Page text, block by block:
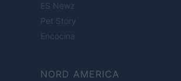
ES Newz
Pet Story
Encocina
NORD AMERICA